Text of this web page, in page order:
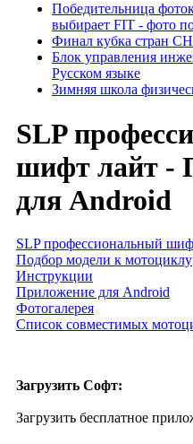
Победительница
выбирает FIT - фото
Финал кубка стран
Блок управления
Русском языке
Зимняя школа
SLP
шифт лайт -
для Android
SLP профессиональный
Подбор модели к мотоциклу
Инструкции
Приложение для Android
Фотогалерея
Список совместимых
Загрузить Софт:
Загрузить бесплатное